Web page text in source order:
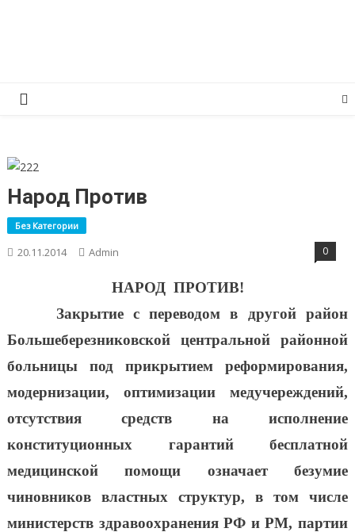
Народ Против
Без Категории
20.11.2014 Admin 0
НАРОД ПРОТИВ!
Закрытие с переводом в другой район
Большеберезниковской центральной районной
больницы под прикрытием реформирования,
модернизации, оптимизации медучереждений,
отсутствия средств на исполнение
конституционных гарантий бесплатной
медицинской помощи означает безумие
чиновников властных структур, в том числе
министерств здравоохранения РФ и РМ, партии